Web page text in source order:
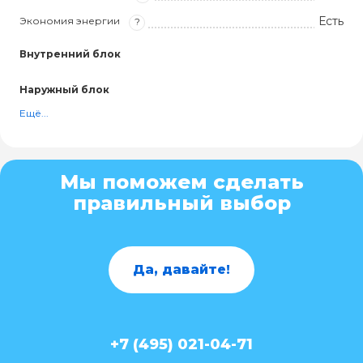
Экономия энергии ? Есть
Внутренний блок
Наружный блок
Ещё...
Мы поможем сделать
правильный выбор
Да, давайте!
+7 (495) 021-04-71